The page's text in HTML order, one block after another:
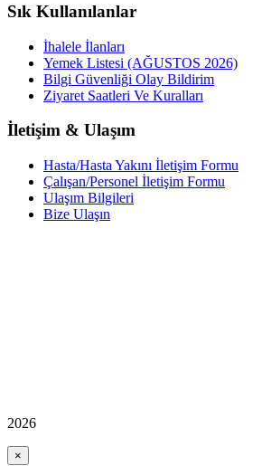
Sık Kullanılanlar
İhalele İlanları
Yemek Listesi (AĞUSTOS 2026)
Bilgi Güvenliği Olay Bildirim
Ziyaret Saatleri Ve Kuralları
İletişim & Ulaşım
Hasta/Hasta Yakını İletişim Formu
Çalışan/Personel İletişim Formu
Ulaşım Bilgileri
Bize Ulaşın
2026
×